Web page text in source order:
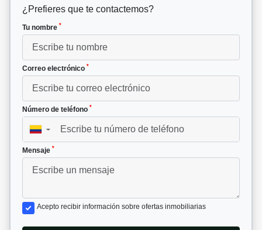
¿Prefieres que te contactemos?
Tu nombre *
Correo electrónico *
Número de teléfono *
▼
Mensaje *
Acepto recibir información sobre ofertas inmobiliarias